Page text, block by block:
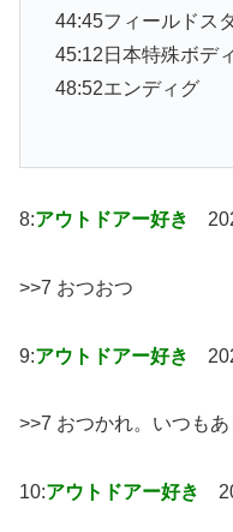
44:45フィールドス
45:12日本特殊ボデ
48:52エンディグ
8:アウトドアー好き
>>7 おつおつ
9:アウトドアー好き
>>7 おつかれ。いつもあ
10:アウトドアー好き